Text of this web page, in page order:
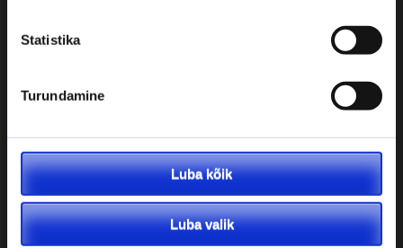
Statistika
Turundamine
Luba kõik
Luba valik
• Kontrollige reisidokumendi
olemasolu
• Tutvuge tollieeskirjadega
• Varuge kaasa vastava riigi valuutat
• Tutvuge reisitingimustega